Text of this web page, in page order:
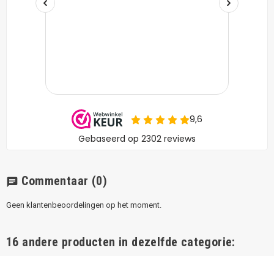
chat Commentaar (0)
Geen klantenbeoordelingen op het moment.
16 andere producten in dezelfde categorie: